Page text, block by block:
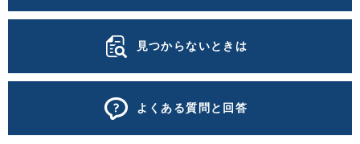
見つからないときは
よくある質問と回答